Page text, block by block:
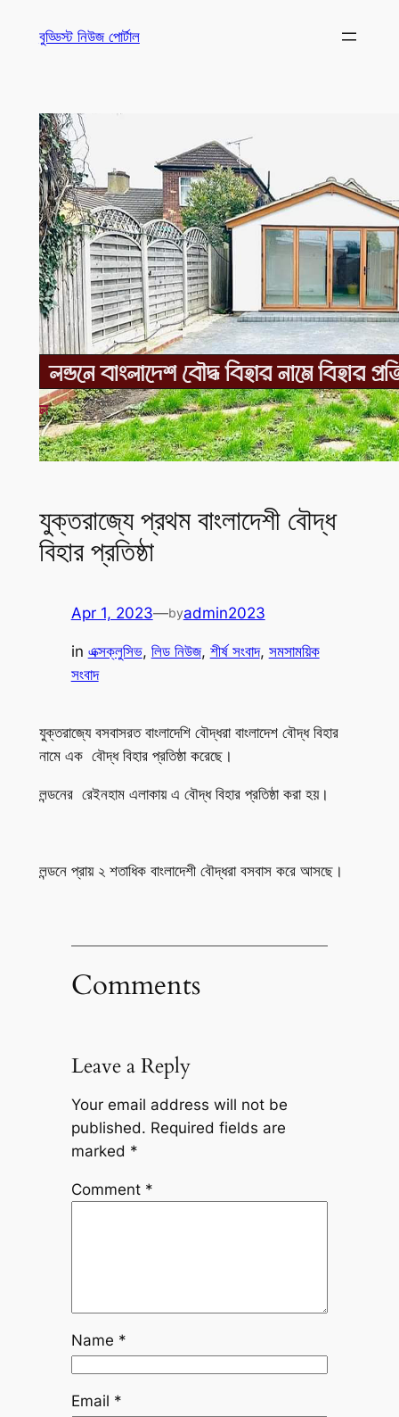
বুড্ডিস্ট নিউজ পোর্টাল
যুক্তরাজ্যে প্রথম বাংলাদেশী বৌদ্ধ
বিহার প্রতিষ্ঠা
Apr 1, 2023—byadmin2023
in এক্সক্লুসিভ, লিড নিউজ, শীর্ষ সংবাদ, সমসাময়িক
সংবাদ
যুক্তরাজ্যে বসবাসরত বাংলাদেশি বৌদ্ধরা বাংলাদেশ বৌদ্ধ বিহার
নামে এক বৌদ্ধ বিহার প্রতিষ্ঠা করেছে।
লন্ডনের রেইনহাম এলাকায় এ বৌদ্ধ বিহার প্রতিষ্ঠা করা হয়।
লন্ডনে প্রায় ২ শতাধিক বাংলাদেশী বৌদ্ধরা বসবাস করে আসছে।
Comments
Leave a Reply
Your email address will not be
published. Required fields are
marked *
Comment *
Name *
Email *